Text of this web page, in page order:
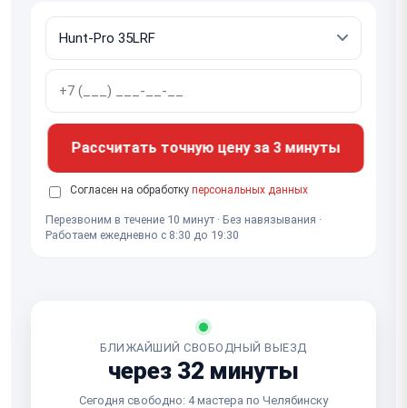
Рассчитать точную цену за 3 минуты
Согласен на обработку персональных данных
Перезвоним в течение 10 минут · Без навязывания ·
Работаем ежедневно с 8:30 до 19:30
БЛИЖАЙШИЙ СВОБОДНЫЙ ВЫЕЗД
через 32 минуты
Сегодня свободно: 4 мастера по Челябинску